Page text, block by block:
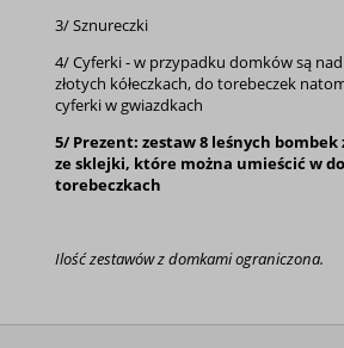
3/ Sznureczki
4/ Cyferki - w przypadku domków są
złotych kółeczkach, do torebeczek
cyferki w gwiazdkach
5/ Prezent: zestaw 8 leśnych
ze sklejki, które można umieścić w
torebeczkach
Ilość zestawów z domkami ograniczona.